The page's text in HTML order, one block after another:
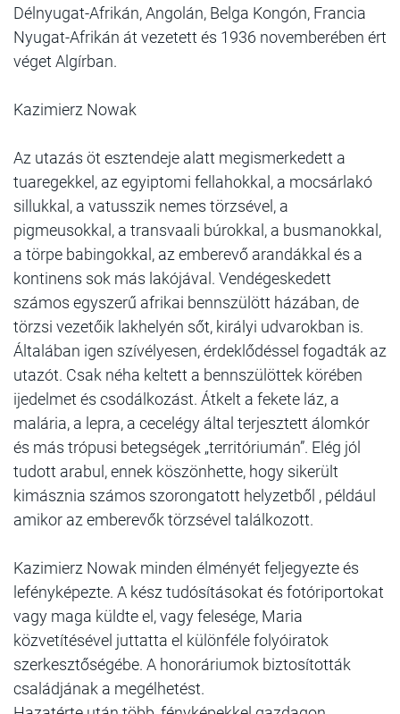
Délnyugat-Afrikán, Angolán, Belga Kongón, Francia
Nyugat-Afrikán át vezetett és 1936 novemberében ért
véget Algírban.
Kazimierz Nowak
Az utazás öt esztendeje alatt megismerkedett a
tuaregekkel, az egyiptomi fellahokkal, a mocsárlakó
sillukkal, a vatusszik nemes törzsével, a
pigmeusokkal, a transvaali búrokkal, a busmanokkal,
a törpe babingokkal, az emberevő arandákkal és a
kontinens sok más lakójával. Vendégeskedett
számos egyszerű afrikai bennszülött házában, de
törzsi vezetőik lakhelyén sőt, királyi udvarokban is.
Általában igen szívélyesen, érdeklődéssel fogadták az
utazót. Csak néha keltett a bennszülöttek körében
ijedelmet és csodálkozást. Átkelt a fekete láz, a
malária, a lepra, a cecelégy által terjesztett álomkór
és más trópusi betegségek „territóriumán”. Elég jól
tudott arabul, ennek köszönhette, hogy sikerült
kimásznia számos szorongatott helyzetből , például
amikor az emberevők törzsével találkozott.
Kazimierz Nowak minden élményét feljegyezte és
lefényképezte. A kész tudósításokat és fotóriportokat
vagy maga küldte el, vagy felesége, Maria
közvetítésével juttatta el különféle folyóiratok
szerkesztőségébe. A honoráriumok biztosították
családjának a megélhetést.